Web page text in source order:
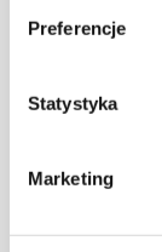
Preferencje
Statystyka
Marketing